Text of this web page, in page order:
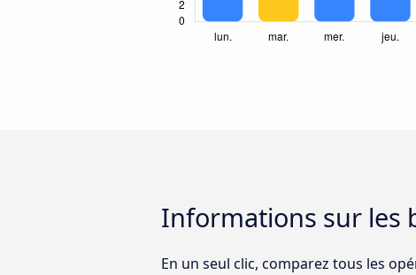
Informations sur les
En un seul clic, comparez tous les